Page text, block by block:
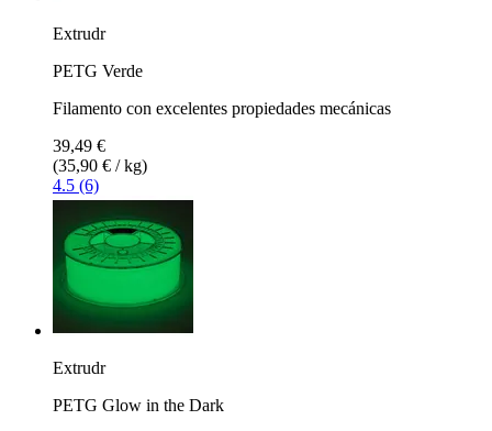
Extrudr
PETG Verde
Filamento con excelentes propiedades mecánicas
39,49 €
(35,90 € / kg)
4.5 (6)
Extrudr
PETG Glow in the Dark